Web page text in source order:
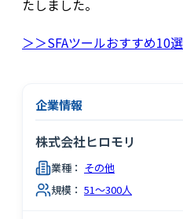
たしました。
＞＞SFAツールおすすめ10
企業情報
株式会社ヒロモリ
業種： その他
規模： 51～300人